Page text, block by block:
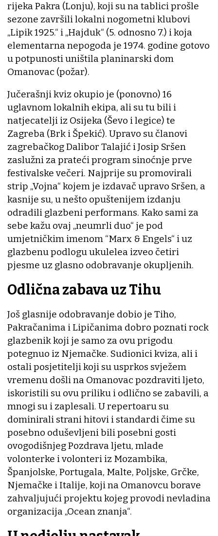
rijeka Pakra (Lonju), koji su na tablici prošle
sezone završili lokalni nogometni klubovi
„Lipik 1925.“ i „Hajduk“ (5. odnosno 7.) i koja
elementarna nepogoda je 1974. godine gotovo
u potpunosti uništila planinarski dom
Omanovac (požar).
Jučerašnji kviz okupio je (ponovno) 16
uglavnom lokalnih ekipa, ali su tu bili i
natjecatelji iz Osijeka (Ševo i legice) te
Zagreba (Brk i Špekić). Upravo su članovi
zagrebačkog Dalibor Talajić i Josip Sršen
zaslužni za prateći program sinoćnje prve
festivalske večeri. Najprije su promovirali
strip „Vojna“ kojem je izdavač upravo Sršen, a
kasnije su, u nešto opuštenijem izdanju
odradili glazbeni performans. Kako sami za
sebe kažu ovaj „neumrli duo“ je pod
umjetničkim imenom “Marx & Engels“ i uz
glazbenu podlogu ukulelea izveo četiri
pjesme uz glasno odobravanje okupljenih.
Odlična zabava uz Tihu
Još glasnije odobravanje dobio je Tiho,
Pakračanima i Lipičanima dobro poznati rock
glazbenik koji je samo za ovu prigodu
potegnuo iz Njemačke. Sudionici kviza, ali i
ostali posjetitelji koji su usprkos svježem
vremenu došli na Omanovac pozdraviti ljeto,
iskoristili su ovu priliku i odlično se zabavili, a
mnogi su i zaplesali. U repertoaru su
dominirali strani hitovi i standardi čime su
posebno oduševljeni bili posebni gosti
ovogodišnjeg Pozdrava ljetu, mlade
volonterke i volonteri iz Mozambika,
Španjolske, Portugala, Malte, Poljske, Grčke,
Njemačke i Italije, koji na Omanovcu borave
zahvaljujući projektu kojeg provodi nevladina
organizacija „Ocean znanja“.